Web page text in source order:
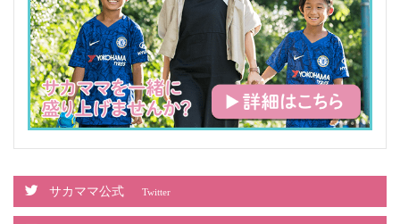
サカママ公式 Twitter